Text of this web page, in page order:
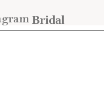
Bridal